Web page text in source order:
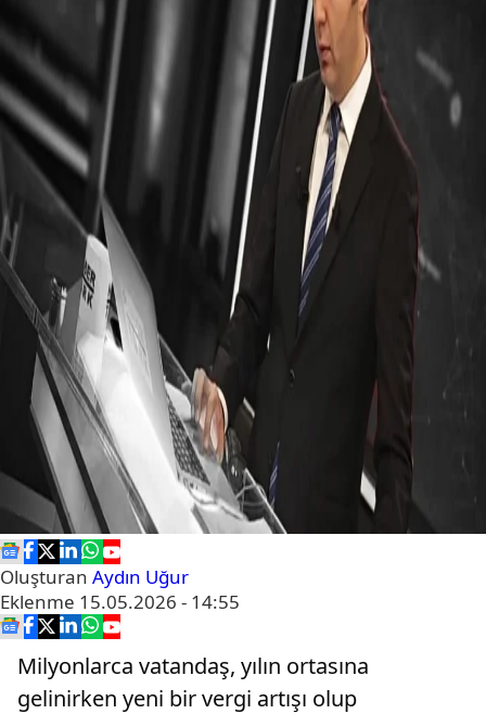
Oluşturan Aydın Uğur
Eklenme 15.05.2026 - 14:55
Milyonlarca vatandaş, yılın ortasına
gelinirken yeni bir vergi artışı olup